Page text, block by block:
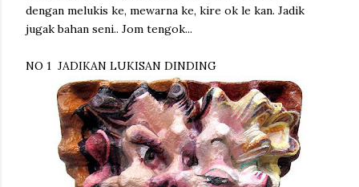
dengan melukis ke, mewarna ke, kire ok le kan. Jadik
jugak bahan seni.. Jom tengok...
NO 1 JADIKAN LUKISAN DINDING